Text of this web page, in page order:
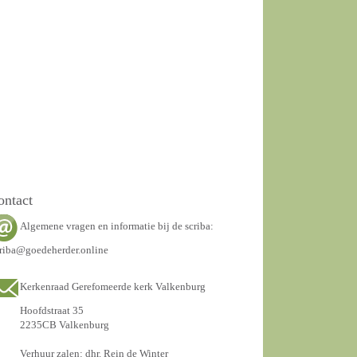
Algemene vragen en informatie bij de scriba:
Kerkenraad Gerefomeerde kerk Valkenburg
Hoofdstraat 35
2235CB Valkenburg
Verhuur zalen: dhr. Rein de Winter